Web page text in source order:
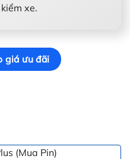
xe.
giá ưu đãi
(Mua Pin)